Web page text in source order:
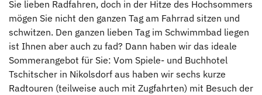
Sie lieben Radfahren, doch in der Hitze des Hochsommers
mögen Sie nicht den ganzen Tag am Fahrrad sitzen und
schwitzen. Den ganzen lieben Tag im Schwimmbad liegen
ist Ihnen aber auch zu fad? Dann haben wir das ideale
Sommerangebot für Sie: Vom Spiele- und Buchhotel
Tschitscher in Nikolsdorf aus haben wir sechs kurze
Radtouren (teilweise auch mit Zugfahrten) mit Besuch der